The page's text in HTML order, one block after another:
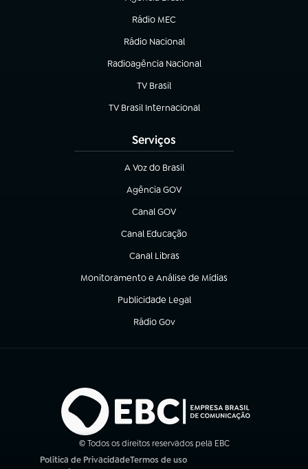
Rádio MEC
Rádio Nacional
(abre em nova aba)
Radioagência Nacional
(abre em nova aba)
TV Brasil
(abre em nova aba)
TV Brasil Internacional
(abre em nova aba)
Serviços
A Voz do Brasil
(abre em nova aba)
Agência GOV
(abre em nova aba)
Canal GOV
(abre em nova aba)
Canal Educação
(abre em nova aba)
Canal Libras
(abre em nova aba)
Monitoramento e Análise de Mídias
(abre em nova aba)
Publicidade Legal
(abre em nova aba)
Rádio Gov
(abre em nova aba)
© Todos os direitos reservados pela EBC
Política de PrivacidadeTermos de uso